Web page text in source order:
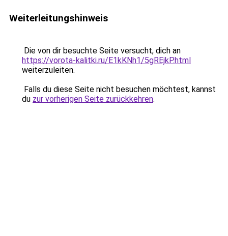
Weiterleitungshinweis
Die von dir besuchte Seite versucht, dich an
https://vorota-kalitki.ru/E1kKNh1/5gREjkP.html
weiterzuleiten.
Falls du diese Seite nicht besuchen möchtest, kannst
du zur vorherigen Seite zurückkehren.